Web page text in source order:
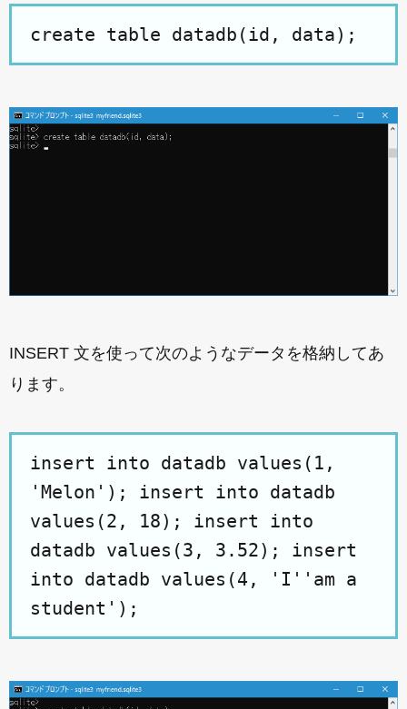
create table datadb(id, data);
INSERT 文を使って次のようなデータを格納してあ
ります。
insert into datadb values(1,
'Melon'); insert into datadb
values(2, 18); insert into
datadb values(3, 3.52); insert
into datadb values(4, 'I''am a
student');